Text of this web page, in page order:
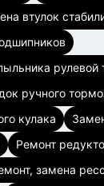
втулок
рулевой
ручного
кулака
Ремонт
замена